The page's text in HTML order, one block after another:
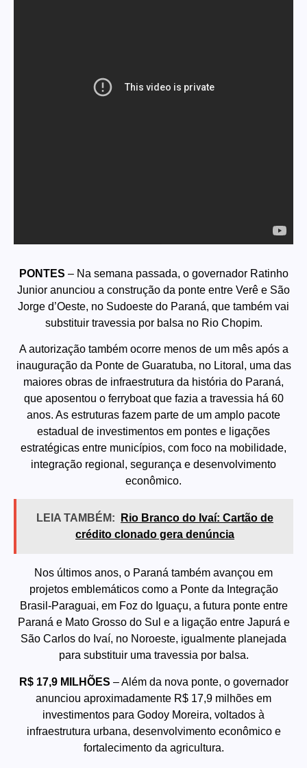
PONTES – Na semana passada, o governador Ratinho
Junior anunciou a construção da ponte entre Verê e São
Jorge d’Oeste, no Sudoeste do Paraná, que também vai
substituir travessia por balsa no Rio Chopim.
A autorização também ocorre menos de um mês após a
inauguração da Ponte de Guaratuba, no Litoral , uma das
maiores obras de infraestrutura da história do Paraná,
que aposentou o ferryboat que fazia a travessia há 60
anos. As estruturas fazem parte de um amplo pacote
estadual de investimentos em pontes e ligações
estratégicas entre municípios, com foco na mobilidade,
integração regional, segurança e desenvolvimento
econômico.
LEIA TAMBÉM:
Rio Branco do Ivaí: Cartão de
crédito clonado gera denúncia
Nos últimos anos, o Paraná também avançou em
projetos emblemáticos como a Ponte da Integração
Brasil-Paraguai, em Foz do Iguaçu, a futura ponte entre
Paraná e Mato Grosso do Sul e a ligação entre Japurá e
São Carlos do Ivaí, no Noroeste, igualmente planejada
para substituir uma travessia por balsa.
R$ 17,9 MILHÕES – Além da nova ponte, o governador
anunciou aproximadamente R$ 17,9 milhões em
investimentos para Godoy Moreira, voltados à
infraestrutura urbana, desenvolvimento econômico e
fortalecimento da agricultura.